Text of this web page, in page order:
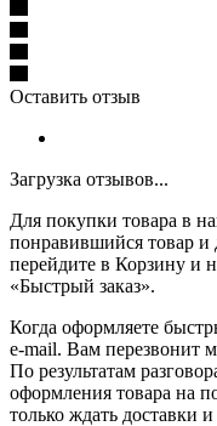
Оставить отзыв
Загрузка отзывов...
Для покупки товара в
понравившийся товар и
перейдите в Корзину и
«Быстрый заказ».
Когда оформляете
e-mail. Вам перезвонит
По результатам
оформления товара на
только ждать доставки